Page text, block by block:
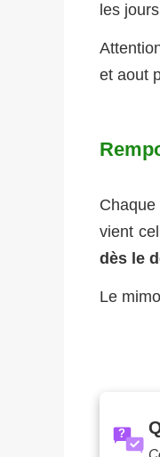
les
et aout
vient
dès le
Le
?